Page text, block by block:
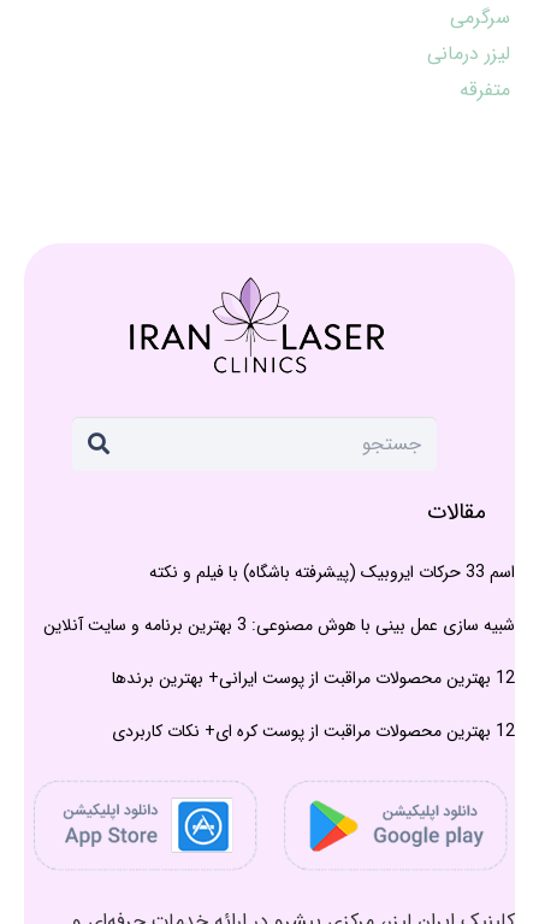
سرگرمی
لیزر درمانی
متفرقه
مقالات
اسم 33 حرکات ایروبیک (پیشرفته باشگاه) با فیلم و نکته
شبیه سازی عمل بینی با هوش مصنوعی: 3 بهترین برنامه و سایت آنلاین
12 بهترین محصولات مراقبت از پوست ایرانی+ بهترین برندها
12 بهترین محصولات مراقبت از پوست کره ای+ نکات کاربردی